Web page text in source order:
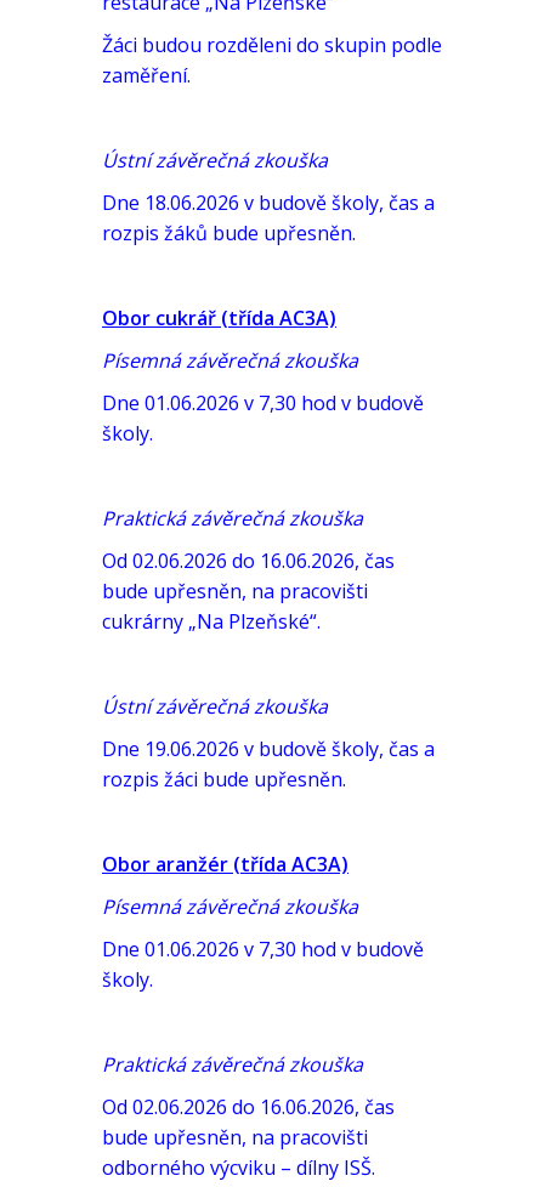
Žáci budou rozděleni do skupin podle
zaměření.
Ústní závěrečná zkouška
Dne 18.06.2026 v budově školy, čas a
rozpis žáků bude upřesněn.
Obor cukrář (třída AC3A)
Písemná závěrečná zkouška
Dne 01.06.2026 v 7,30 hod v budově
školy.
Praktická závěrečná zkouška
Od 02.06.2026 do 16.06.2026, čas
bude upřesněn, na pracovišti
cukrárny „Na Plzeňské“.
Ústní závěrečná zkouška
Dne 19.06.2026 v budově školy, čas a
rozpis žáci bude upřesněn.
Obor aranžér (třída AC3A)
Písemná závěrečná zkouška
Dne 01.06.2026 v 7,30 hod v budově
školy.
Praktická závěrečná zkouška
Od 02.06.2026 do 16.06.2026, čas
bude upřesněn, na pracovišti
odborného výcviku – dílny ISŠ.